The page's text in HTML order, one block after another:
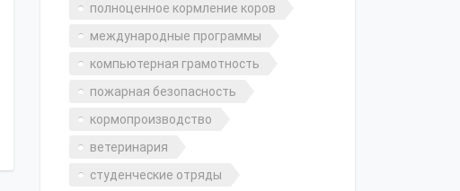
полноценное кормление коров
международные программы
компьютерная грамотность
пожарная безопасность
кормопроизводство
ветеринария
студенческие отряды